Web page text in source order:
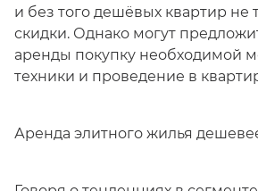
и без того дешёвых квартир не
скидки. Однако могут
аренды покупку необходимой
техники и проведение в
Аренда элитного жилья